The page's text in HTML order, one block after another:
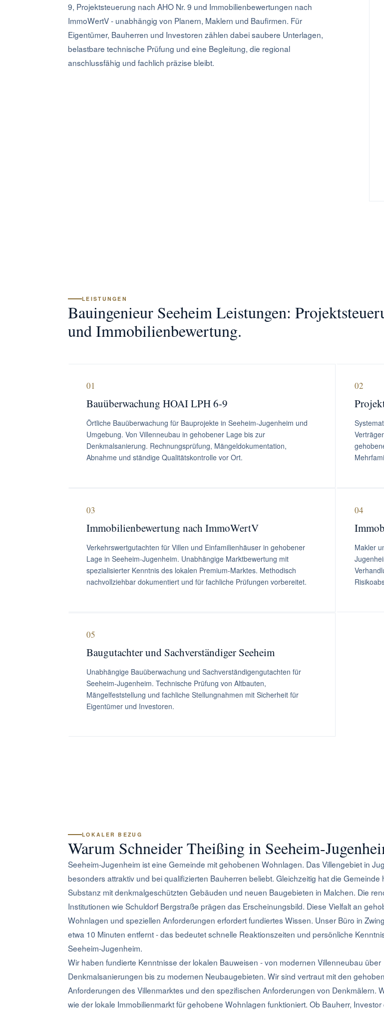
9, Projektsteuerung nach AHO Nr. 9 und Immobilienbewertungen nach
ImmoWertV - unabhängig von Planern, Maklern und Baufirmen. Für
Eigentümer, Bauherren und Investoren zählen dabei saubere Unterlagen,
belastbare technische Prüfung und eine Begleitung, die regional
anschlussfähig und fachlich präzise bleibt.
LEISTUNGEN
Bauingenieur Seeheim Leistungen:
und Immobilienbewertung.
01
Bauüberwachung HOAI LPH 6-9
Örtliche Bauüberwachung für Bauprojekte in Seeheim-Jugenheim und
Umgebung. Von Villenneubau in gehobener Lage bis zur
Denkmalsanierung. Rechnungsprüfung, Mängeldokumentation,
Abnahme und ständige Qualitätskontrolle vor Ort.
02
03
Immobilienbewertung nach ImmoWertV
Verkehrswertgutachten für Villen und Einfamilienhäuser in gehobener
Lage in Seeheim-Jugenheim. Unabhängige Marktbewertung mit
spezialisierter Kenntnis des lokalen Premium-Marktes. Methodisch
nachvollziehbar dokumentiert und für fachliche Prüfungen vorbereitet.
04
Makler
05
Baugutachter und Sachverständiger Seeheim
Unabhängige Bauüberwachung und Sachverständigengutachten für
Seeheim-Jugenheim. Technische Prüfung von Altbauten,
Mängelfeststellung und fachliche Stellungnahmen mit Sicherheit für
Eigentümer und Investoren.
LOKALER BEZUG
Warum Schneider Theißing in Seeheim-
Seeheim-Jugenheim ist eine Gemeinde mit gehobenen Wohnlagen. Das Villengebiet in
besonders attraktiv und bei qualifizierten Bauherren beliebt. Gleichzeitig hat die Gemeinde
Substanz mit denkmalgeschützten Gebäuden und neuen Baugebieten in Malchen. Die
Institutionen wie Schuldorf Bergstraße prägen das Erscheinungsbild. Diese Vielfalt an
Wohnlagen und speziellen Anforderungen erfordert fundiertes Wissen. Unser Büro in
etwa 10 Minuten entfernt - das bedeutet schnelle Reaktionszeiten und persönliche
Seeheim-Jugenheim.
Wir haben fundierte Kenntnisse der lokalen Bauweisen - von modernen Villenneubau über
Denkmalsanierungen bis zu modernen Neubaugebieten. Wir sind vertraut mit den
Anforderungen des Villenmarktes und den spezifischen Anforderungen von Denkmälern.
wie der lokale Immobilienmarkt für gehobene Wohnlagen funktioniert. Ob Bauherr, Investor